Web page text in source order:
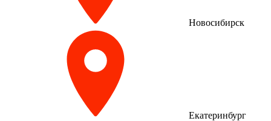
Новосибирск
Екатеринбург